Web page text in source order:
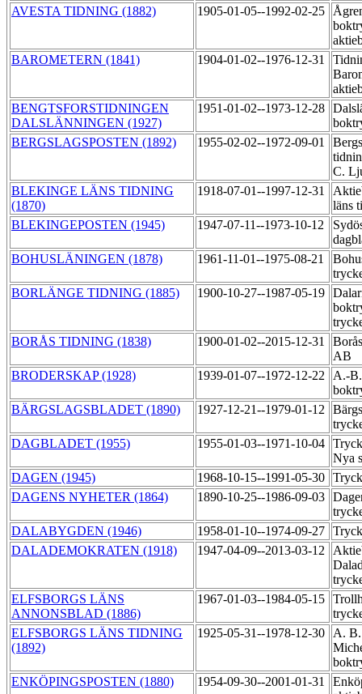
AVESTA TIDNING (1882)
1905-01-05--1992-02-25
BAROMETERN (1841)
1904-01-02--1976-12-31
BENGTSFORSTIDNINGEN
DALSLÄNNINGEN (1927)
1951-01-02--1973-12-28
BERGSLAGSPOSTEN (1892)
1955-02-02--1972-09-01
C.
BLEKINGE LÄNS TIDNING
(1870)
1918-07-01--1997-12-31
läns
BLEKINGEPOSTEN (1945)
1947-07-11--1973-10-12
BOHUSLÄNINGEN (1878)
1961-11-01--1975-08-21
BORLÄNGE TIDNING (1885)
1900-10-27--1987-05-19
BORÅS TIDNING (1838)
1900-01-02--2015-12-31
AB
BRODERSKAP (1928)
1939-01-07--1972-12-22
A.-
BÄRGSLAGSBLADET (1890)
1927-12-21--1979-01-12
DAGBLADET (1955)
1955-01-03--1971-10-04
Nya
DAGEN (1945)
1968-10-15--1991-05-30
DAGENS NYHETER (1864)
1890-10-25--1986-09-03
DALABYGDEN (1946)
1958-01-10--1974-09-27
DALADEMOKRATEN (1918)
1947-04-09--2013-03-12
ELFSBORGS LÄNS
ANNONSBLAD (1886)
1967-01-03--1984-05-15
ELFSBORGS LÄNS TIDNING
(1892)
1925-05-31--1978-12-30
A.
ENKÖPINGSPOSTEN (1880)
1954-09-30--2001-01-31